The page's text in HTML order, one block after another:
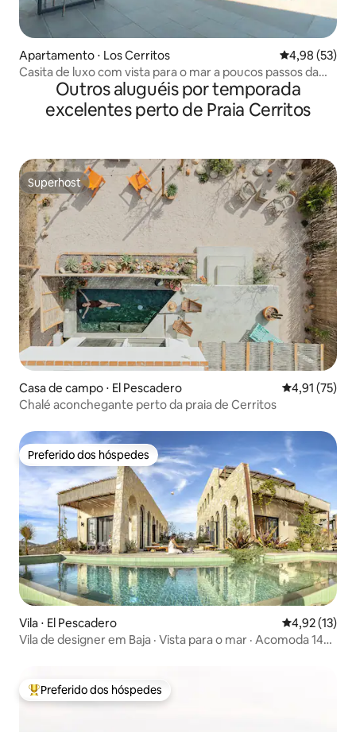
Apartamento ⋅ Los Cerritos 4,98 de uma
4,98 (53)
Casita de luxo com vista para o mar a poucos passos da
Outros aluguéis por temporada
excelentes perto de Praia Cerritos
Superhost
Superhost
Casa de campo ⋅ El Pescadero 4,91 de uma
4,91 (75)
Chalé aconchegante perto da praia de Cerritos
Preferido dos hóspedes
Preferido dos hóspedes
Vila ⋅ El Pescadero 4,92 de uma
4,92 (13)
Vila de designer em Baja · Vista para o mar · Acomoda 14
Entre os melhores preferidos dos hóspedes
Preferido dos hóspedes